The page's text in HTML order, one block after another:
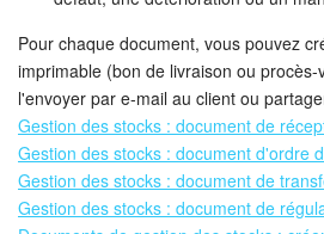
Pour chaque document, vous pouvez
imprimable (bon de livraison ou procès-
l'envoyer par e-mail au client ou
Gestion des stocks : document de
Gestion des stocks : document d'ordre
Gestion des stocks : document de
Gestion des stocks : document de